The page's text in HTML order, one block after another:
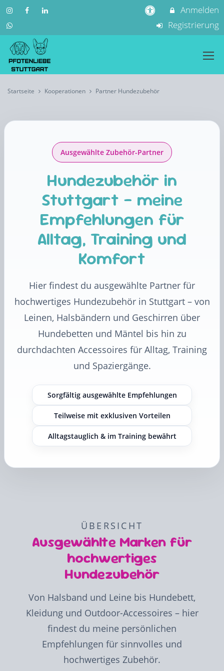
Anmelden
Registrierung
Startseite Kooperationen Partner Hundezubehör
Ausgewählte Zubehör-Partner
Hundezubehör in
Stuttgart – meine
Empfehlungen für
Alltag, Training und
Komfort
Hier findest du ausgewählte Partner für
hochwertiges Hundezubehör in Stuttgart – von
Leinen, Halsbändern und Geschirren über
Hundebetten und Mäntel bis hin zu
durchdachten Accessoires für Alltag, Training
und Spaziergänge.
Sorgfältig ausgewählte Empfehlungen
Teilweise mit exklusiven Vorteilen
Alltagstauglich & im Training bewährt
ÜBERSICHT
Ausgewählte Marken für
hochwertiges
Hundezubehör
Von Halsband und Leine bis Hundebett,
Kleidung und Outdoor-Accessoires – hier
findest du meine persönlichen
Empfehlungen für sinnvolles und
hochwertiges Zubehör.